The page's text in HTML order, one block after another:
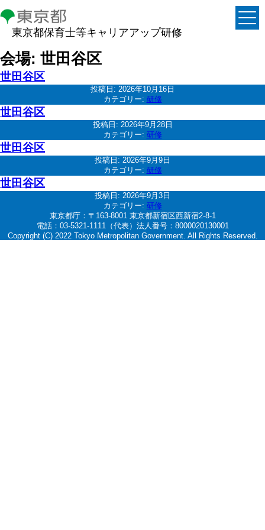
東京都保育士等キャリアアップ研修
会場: 世田谷区
世田谷区
投稿日: 2026年10月16日
カテゴリー: 研修
世田谷区
投稿日: 2026年9月28日
カテゴリー: 研修
世田谷区
投稿日: 2026年9月9日
カテゴリー: 研修
世田谷区
投稿日: 2026年9月3日
カテゴリー: 研修
東京都庁：〒163-8001 東京都新宿区西新宿2-8-1
電話：03-5321-1111（代表）法人番号：8000020130001
Copyright (C) 2022 Tokyo Metropolitan Government. All Rights Reserved.